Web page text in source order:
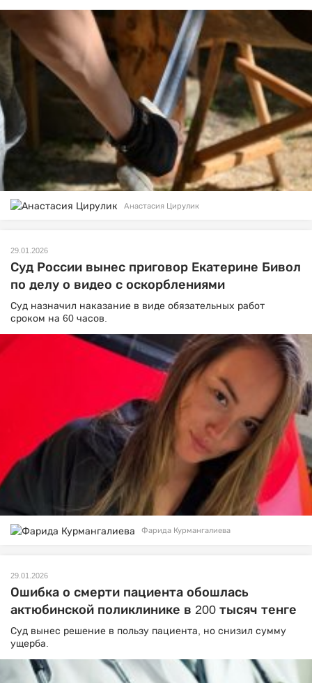
Анастасия Цирулик
29.01.2026
Суд России вынес приговор Екатерине Бивол
по делу о видео с оскорблениями
Суд назначил наказание в виде обязательных работ
сроком на 60 часов.
Фарида Курмангалиева
29.01.2026
Ошибка о смерти пациента обошлась
актюбинской поликлинике в 200 тысяч тенге
Суд вынес решение в пользу пациента, но снизил сумму
ущерба.